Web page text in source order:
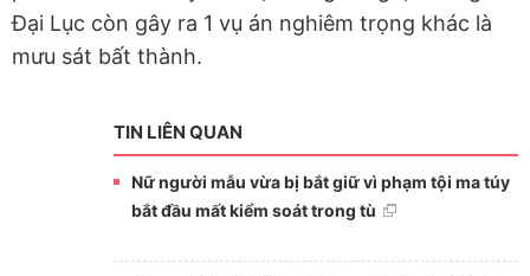
Đại Lục còn gây ra 1 vụ án nghiêm trọng khác là
mưu sát bất thành.
TIN LIÊN QUAN
Nữ người mẫu vừa bị bắt giữ vì phạm tội ma túy
bắt đầu mất kiểm soát trong tù